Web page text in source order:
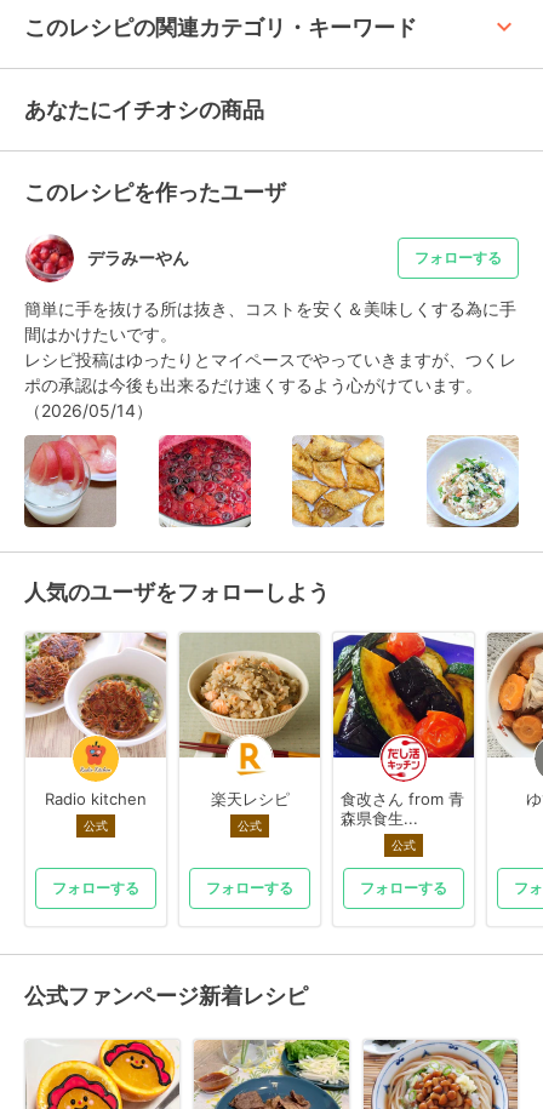
このレシピの関連カテゴリ・キーワード keyboard_arrow_up
あなたにイチオシの商品
このレシピを作ったユーザ
デラみーやん フォローする
簡単に手を抜ける所は抜き、コストを安く＆美味しくする為に手
間はかけたいです。
レシピ投稿はゆったりとマイペースでやっていきますが、つくレ
ポの承認は今後も出来るだけ速くするよう心がけています。
（2026/05/14）
人気のユーザをフォローしよう
Radio kitchen
公式
フォローする
楽天レシピ
公式
フォローする
食改さん from 青
森県食生...
公式
フォローする フ
公式ファンページ新着レシピ